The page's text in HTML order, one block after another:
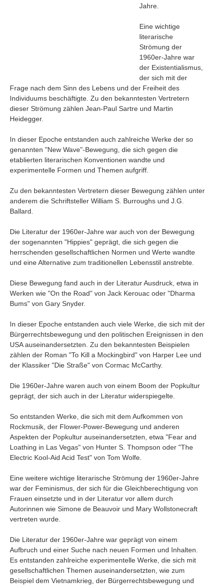
Umfragen
Letzte Beiträge
Aktive Forenbeiträge
Dies ist das Forum um neue Funktionen und Information zu Wünschen
Regeln (Bitte vor dem posten lesen)
Regeln (Bitte vor dem posten lesen)
Jahre.
Eine wichtige
literarische
Strömung der
1960er-Jahre war
der Existentialismus,
der sich mit der
Frage nach dem Sinn des Lebens und der Freiheit des
Individuums beschäftigte. Zu den bekanntesten Vertretern
dieser Strömung zählen Jean-Paul Sartre und Martin
Heidegger.
In dieser Epoche entstanden auch zahlreiche Werke der so
genannten "New Wave"-Bewegung, die sich gegen die
etablierten literarischen Konventionen wandte und
experimentelle Formen und Themen aufgriff.
Zu den bekanntesten Vertretern dieser Bewegung zählen unter
anderem die Schriftsteller William S. Burroughs und J.G.
Ballard.
Die Literatur der 1960er-Jahre war auch von der Bewegung
der sogenannten "Hippies" geprägt, die sich gegen die
herrschenden gesellschaftlichen Normen und Werte wandte
und eine Alternative zum traditionellen Lebensstil anstrebte.
Diese Bewegung fand auch in der Literatur Ausdruck, etwa in
Werken wie "On the Road" von Jack Kerouac oder "Dharma
Bums" von Gary Snyder.
In dieser Epoche entstanden auch viele Werke, die sich mit der
Bürgerrechtsbewegung und den politischen Ereignissen in den
USA auseinandersetzten. Zu den bekanntesten Beispielen
zählen der Roman "To Kill a Mockingbird" von Harper Lee und
der Klassiker "Die Straße" von Cormac McCarthy.
Die 1960er-Jahre waren auch von einem Boom der Popkultur
geprägt, der sich auch in der Literatur widerspiegelte.
So entstanden Werke, die sich mit dem Aufkommen von
Rockmusik, der Flower-Power-Bewegung und anderen
Aspekten der Popkultur auseinandersetzten, etwa "Fear and
Loathing in Las Vegas" von Hunter S. Thompson oder "The
Electric Kool-Aid Acid Test" von Tom Wolfe.
Eine weitere wichtige literarische Strömung der 1960er-Jahre
war der Feminismus, der sich für die Gleichberechtigung von
Frauen einsetzte und in der Literatur vor allem durch
Autorinnen wie Simone de Beauvoir und Mary Wollstonecraft
vertreten wurde.
Die Literatur der 1960er-Jahre war geprägt von einem
Aufbruch und einer Suche nach neuen Formen und Inhalten.
Es entstanden zahlreiche experimentelle Werke, die sich mit
gesellschaftlichen Themen auseinandersetzten, wie zum
Beispiel dem Vietnamkrieg, der Bürgerrechtsbewegung und